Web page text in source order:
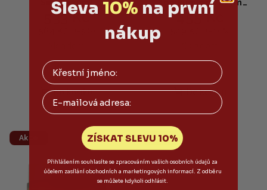
Serum 30ml
533 Kč
Do košíku
Tonikum s rýžovým
extraktem 150ml
455 Kč
Do košíku
Akce Akce
Sleva 10% na první
nákup
Email
ZÍSKAT SLEVU 10%
Přihlášením souhlasíte se zpracováním vašich osobních údajů za
účelem zasílání obchodních a marketingových informací. Z odběru
se můžete kdykoli odhlásit.